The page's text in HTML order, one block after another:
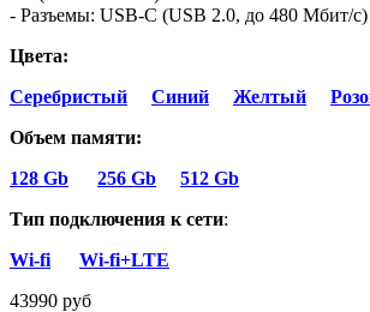
- Разъемы: USB-C (USB 2.0, до 480 Мбит/с)
Цвета:
Серебристый
Синий Желтый
Объем памяти:
128 Gb
256 Gb
512 Gb
Тип подключения к сети:
Wi-fi
Wi-fi+LTE
43990 руб